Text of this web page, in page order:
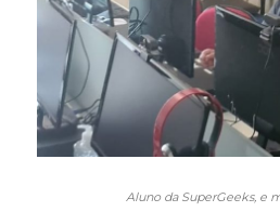
Aluno da SuperGeeks, e